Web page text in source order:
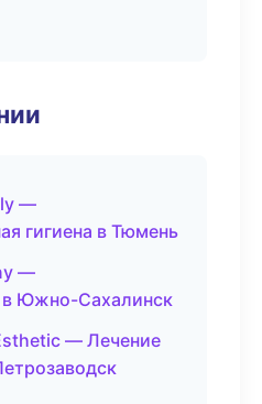
—
гигиена в Тюмень
—
в Южно-Сахалинск
— Лечение